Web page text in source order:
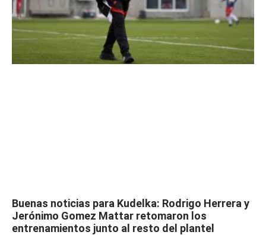
Buenas noticias para Kudelka: Rodrigo Herrera y
Jerónimo Gomez Mattar retomaron los
entrenamientos junto al resto del plantel